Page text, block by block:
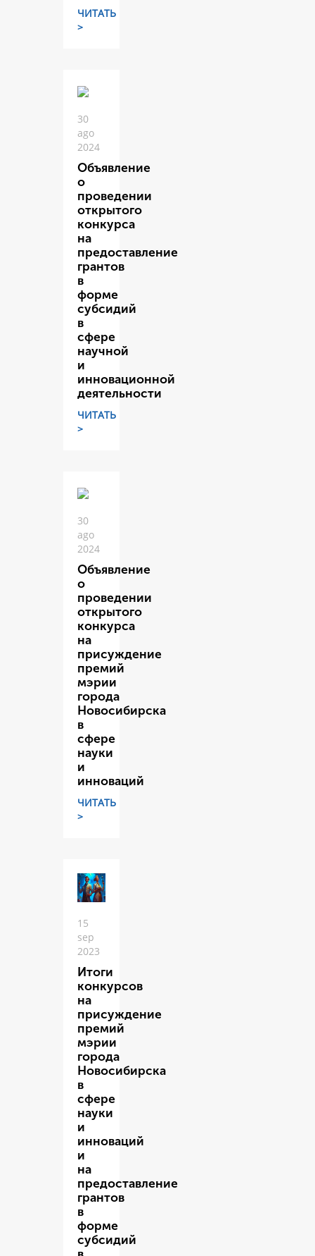
ЧИТАТЬ
>
30
ago
2024
Объявление
о
проведении
открытого
конкурса
на
предоставление
грантов
в
форме
субсидий
в
сфере
научной
и
инновационной
деятельности
ЧИТАТЬ
>
30
ago
2024
Объявление
о
проведении
открытого
конкурса
на
присуждение
премий
мэрии
города
Новосибирска
в
сфере
науки
и
инноваций
ЧИТАТЬ
>
15
sep
2023
Итоги
конкурсов
на
присуждение
премий
мэрии
города
Новосибирска
в
сфере
науки
и
инноваций
и
на
предоставление
грантов
в
форме
субсидий